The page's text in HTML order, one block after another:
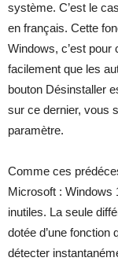
système. C’est le
en français. Cette
Windows, c’est pour
facilement que les
bouton Désinstaller
sur ce dernier, vous
paramètre.
Comme ces
Microsoft : Windows
inutiles. La seule
dotée d’une fonction
détecter